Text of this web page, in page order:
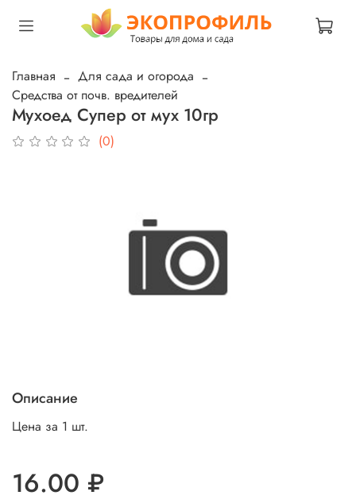
Главная
Для сада и огорода
Средства от почв. вредителей
Мухоед Супер от мух 10гр
(0)
Описание
Цена за 1 шт.
16.00 ₽